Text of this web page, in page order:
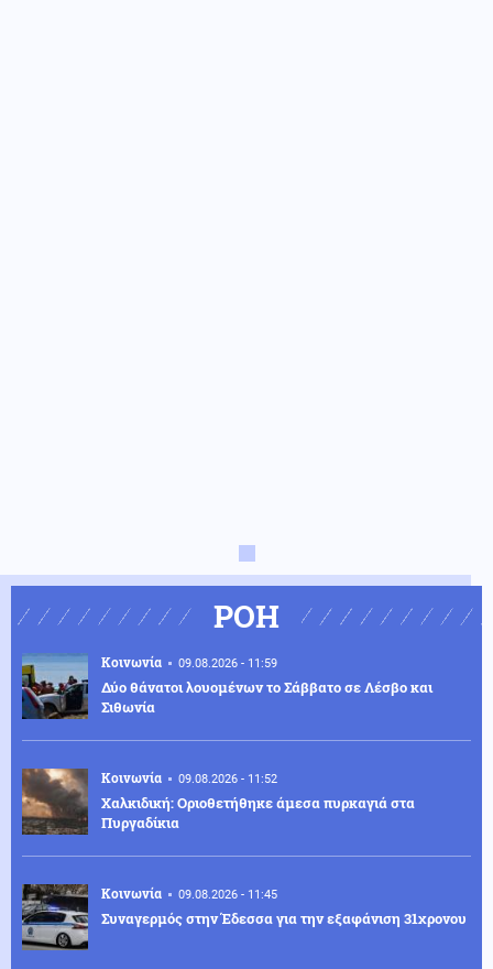
ΡΟΗ
Κοινωνία 09.08.2026 - 11:59
Δύο θάνατοι λουομένων το Σάββατο σε Λέσβο και
Σιθωνία
Κοινωνία 09.08.2026 - 11:52
Χαλκιδική: Οριοθετήθηκε άμεσα πυρκαγιά στα
Πυργαδίκια
Κοινωνία 09.08.2026 - 11:45
Συναγερμός στην Έδεσσα για την εξαφάνιση 31χρονου